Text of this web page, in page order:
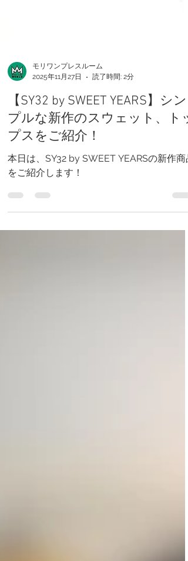
モリワンプレスルーム
2025年11月27日
読了時間: 2分
【SY32 by SWEET YEARS】シン
プルな新作のスウェット、トッ
プスをご紹介！
本日は、SY32 by SWEET YEARSの新作商
をご紹介します！